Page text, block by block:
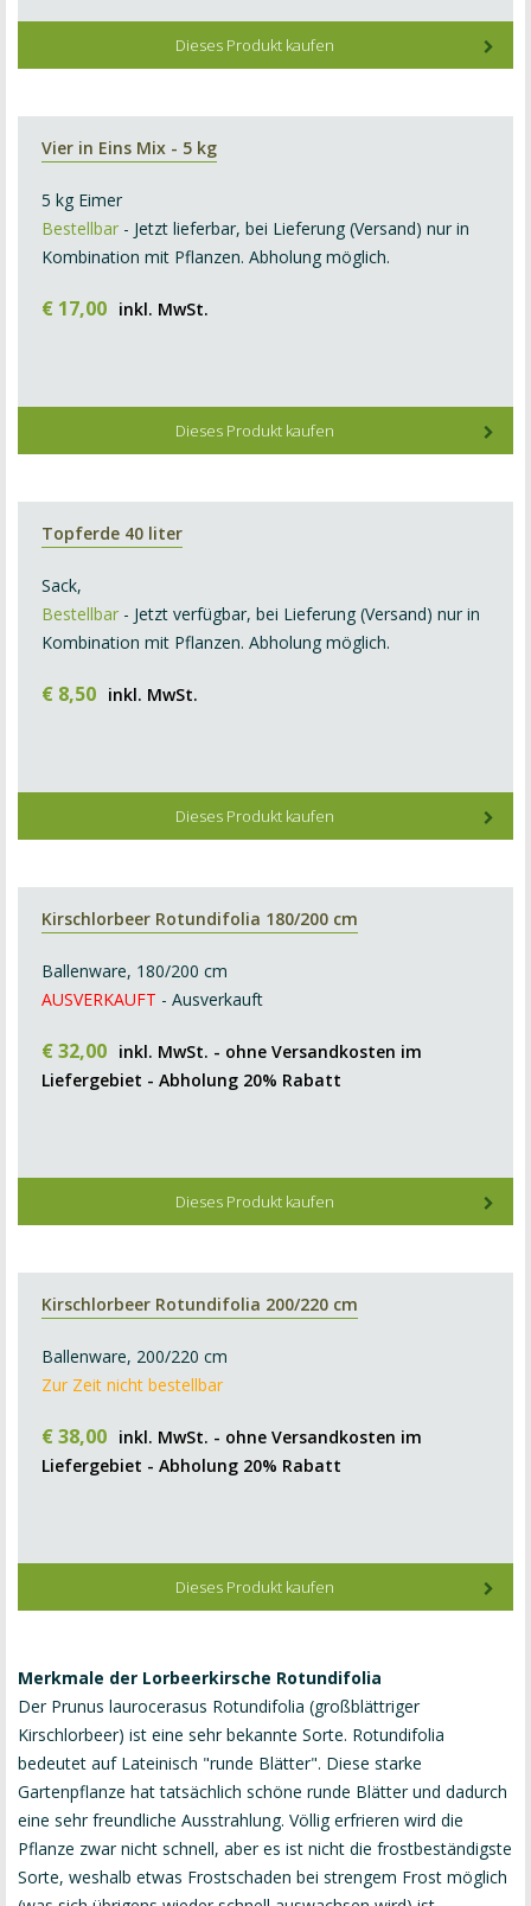
Dieses Produkt kaufen
Vier in Eins Mix - 5 kg
5 kg Eimer
Bestellbar - Jetzt lieferbar, bei Lieferung (Versand) nur in
Kombination mit Pflanzen. Abholung möglich.
€ 17,00 inkl. MwSt.
Dieses Produkt kaufen
Topferde 40 liter
Sack,
Bestellbar - Jetzt verfügbar, bei Lieferung (Versand) nur in
Kombination mit Pflanzen. Abholung möglich.
€ 8,50 inkl. MwSt.
Dieses Produkt kaufen
Kirschlorbeer Rotundifolia 180/200 cm
Ballenware, 180/200 cm
AUSVERKAUFT - Ausverkauft
€32,00 inkl. MwSt. - ohne Versandkosten im
Liefergebiet - Abholung 20% Rabatt
Dieses Produkt kaufen
Kirschlorbeer Rotundifolia 200/220 cm
Ballenware, 200/220 cm
Zur Zeit nicht bestellbar
€38,00 inkl. MwSt. - ohne Versandkosten im
Liefergebiet - Abholung 20% Rabatt
Dieses Produkt kaufen
Merkmale der Lorbeerkirsche Rotundifolia
Der Prunus laurocerasus Rotundifolia (großblättriger
Kirschlorbeer) ist eine sehr bekannte Sorte. Rotundifolia
bedeutet auf Lateinisch "runde Blätter". Diese starke
Gartenpflanze hat tatsächlich schöne runde Blätter und dadurch
eine sehr freundliche Ausstrahlung. Völlig erfrieren wird die
Pflanze zwar nicht schnell, aber es ist nicht die frostbeständigste
Sorte, weshalb etwas Frostschaden bei strengem Frost möglich